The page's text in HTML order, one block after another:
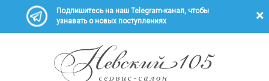
Подпишитесь на наш Telegram-канал, чтобы
узнавать о новых поступлениях